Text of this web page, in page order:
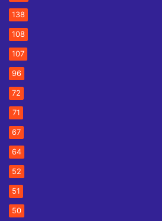
138
108
107
96
72
71
67
64
52
51
50